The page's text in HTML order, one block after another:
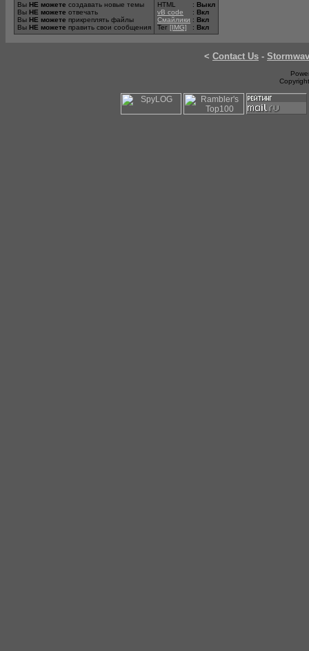
Вы НЕ можете создавать новые темы
Вы НЕ можете отвечать
Вы НЕ можете прикреплять файлы
Вы НЕ можете править свои сообщения
HTML
vB code
Смайлики
Тег [IMG]
: Выкл
: Вкл
: Вкл
: Вкл
< Contact Us -